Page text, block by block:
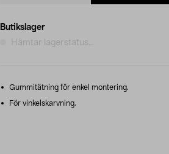
Butikslager
Hämtar lagerstatus...
Gummitätning för enkel montering.
För vinkelskarvning.